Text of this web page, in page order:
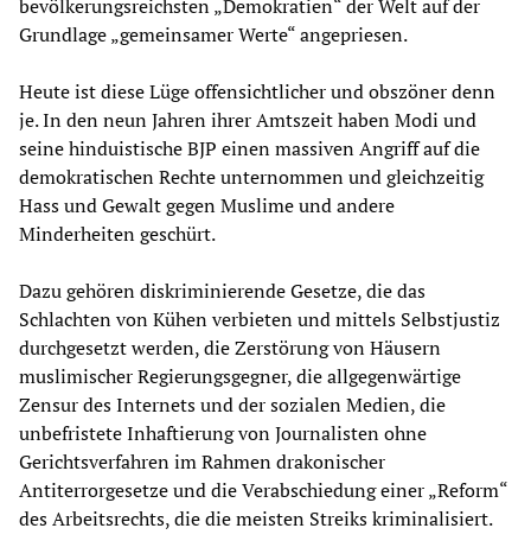
bevölkerungsreichsten „Demokratien“ der Welt auf der
Grundlage „gemeinsamer Werte“ angepriesen.
Heute ist diese Lüge offensichtlicher und obszöner denn
je. In den neun Jahren ihrer Amtszeit haben Modi und
seine hinduistische BJP einen massiven Angriff auf die
demokratischen Rechte unternommen und gleichzeitig
Hass und Gewalt gegen Muslime und andere
Minderheiten geschürt.
Dazu gehören diskriminierende Gesetze, die das
Schlachten von Kühen verbieten und mittels Selbstjustiz
durchgesetzt werden, die Zerstörung von Häusern
muslimischer Regierungsgegner, die allgegenwärtige
Zensur des Internets und der sozialen Medien, die
unbefristete Inhaftierung von Journalisten ohne
Gerichtsverfahren im Rahmen drakonischer
Antiterrorgesetze und die Verabschiedung einer „Reform“
des Arbeitsrechts, die die meisten Streiks kriminalisiert.